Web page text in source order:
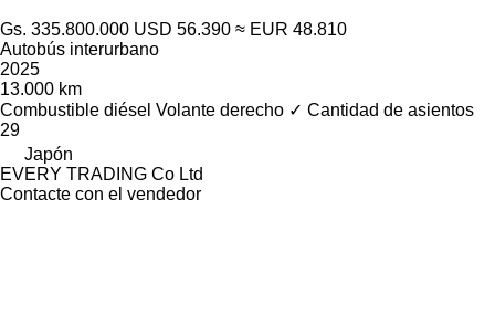
Gs. 335.800.000 USD 56.390 ≈ EUR 48.810
Autobús interurbano
2025
13.000 km
Combustible diésel Volante derecho ✓ Cantidad de asientos
29
Japón
EVERY TRADING Co Ltd
Contacte con el vendedor